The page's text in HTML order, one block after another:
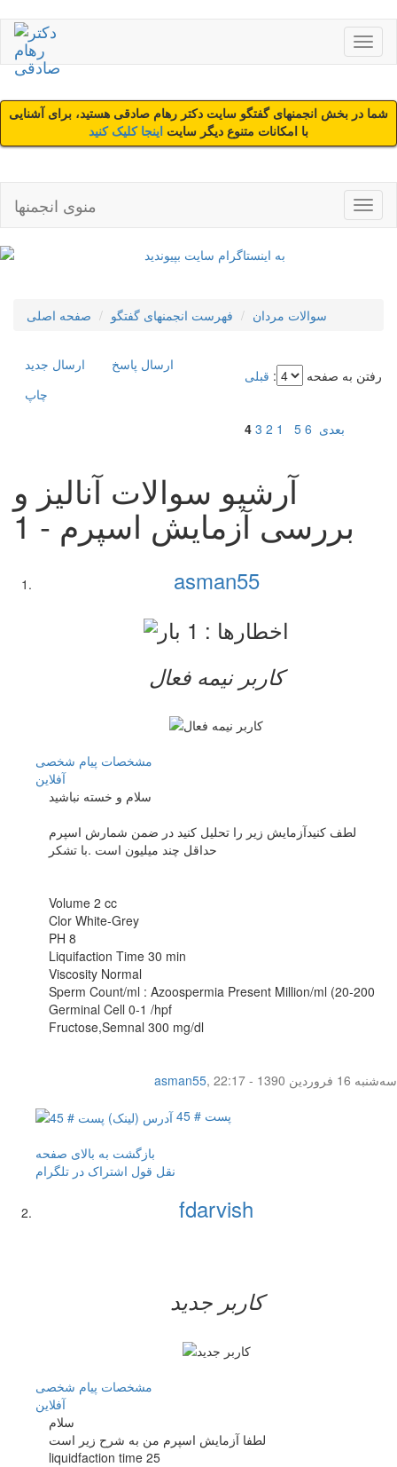
شما در بخش انجمنهای گفتگو سایت دکتر رهام صادقی هستید، برای آشنایی
با امکانات متنوع دیگر سایت اینجا کلیک کنید
منوی انجمنها
صفحه اصلی فهرست انجمنهای گفتگو سوالات مردان
ارسال جديد
ارسال پاسخ
چاپ
رفتن به صفحه : قبلی
1
2
3
4 5 6 بعدی
آرشیو سوالات آنالیز و
بررسی آزمایش اسپرم - 1
asman55
کاربر نيمه فعال
مشخصات پیام شخصی
آفلاين
سلام و خسته نباشید
لطف کنیدآزمایش زیر را تحلیل کنید در ضمن شمارش اسپرم
حداقل چند میلیون است .با تشکر
Volume 2 cc
Clor White-Grey
PH 8
Liquifaction Time 30 min
Viscosity Normal
Sperm Count/ml : Azoospermia Present Million/ml (20-200
Germinal Cell 0-1 /hpf
Fructose,Semnal 300 mg/dl
asman55,
سه‌شنبه 16 فروردین 1390 - 22:17
پست # 45
بازگشت به بالای صفحه
نقل قول اشتراک در تلگرام
fdarvish
کاربر جدید
مشخصات پیام شخصی
آفلاين
سلام
لطفا آزمایش اسپرم من به شرح زیر است
liquidfaction time 25